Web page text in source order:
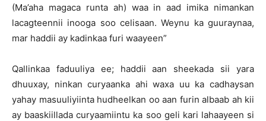
(Ma’aha magaca runta ah) waa in aad imika nimankan
lacagteennii inooga soo celisaan. Weynu ka guuraynaa,
mar haddii ay kadinkaa furi waayeen”
Qallinkaa faduuliya ee; haddii aan sheekada sii yara
dhuuxay, ninkan curyaanka ahi waxa uu ka cadhaysan
yahay masuuliyiinta hudheelkan oo aan furin albaab ah kii
ay baaskiillada curyaamiintu ka soo geli kari lahaayeen si